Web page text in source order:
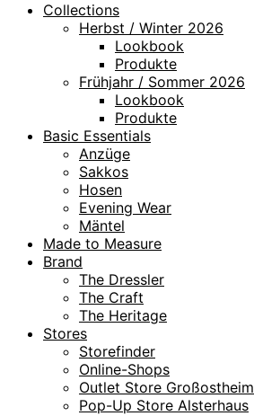
Collections
Herbst / Winter 2026
Lookbook
Produkte
Frühjahr / Sommer 2026
Lookbook
Produkte
Basic Essentials
Anzüge
Sakkos
Hosen
Evening Wear
Mäntel
Made to Measure
Brand
The Dressler
The Craft
The Heritage
Stores
Storefinder
Online-Shops
Outlet Store Großostheim
Pop-Up Store Alsterhaus